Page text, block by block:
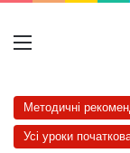
Меню
Методичні
Усі уроки